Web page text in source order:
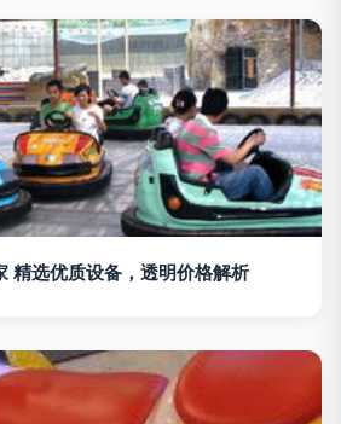
精选优质设备，透明价格解析